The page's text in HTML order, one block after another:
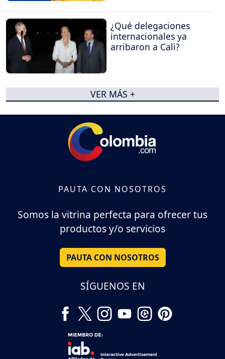
¿Qué delegaciones
internacionales ya
arribaron a Cali?
VER MÁS +
PAUTA CON NOSOTROS
Somos la vitrina perfecta para ofrecer tus
productos y/o servicios
PAUTA CON NOSOTROS
SÍGUENOS EN